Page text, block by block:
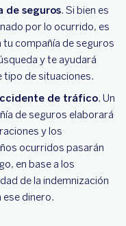
de seguros. Si bien es
por lo ocurrido, es
compañía de seguros
y te ayudará
tipo de situaciones.
de tráfico. Un
de seguros elaborará
y los
ocurridos pasarán
en base a los
de la indemnización
dinero.